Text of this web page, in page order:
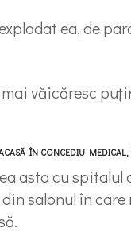
explodat ea, de
văicăresc
ÎN CONCEDIU
asta cu
salonul în